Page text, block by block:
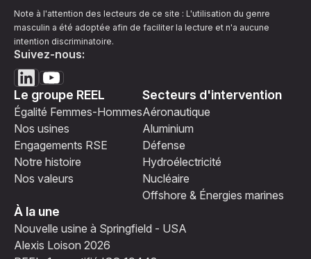
Note à l'attention des lecteurs de ce site : L'utilisation du genre
masculin a été adoptée afin de faciliter la lecture et n'a aucune
intention discriminatoire.
Suivez-nous:
Le groupe REEL
Égalité Femmes-Hommes
Nos usines
Engagements RSE
Notre histoire
Nos valeurs
Secteurs d'intervention
Aéronautique
Aluminium
Défense
Hydroélectricité
Nucléaire
Offshore & Énergies marines
À la une
Nouvelle usine à Springfield - USA
Alexis Loison 2026